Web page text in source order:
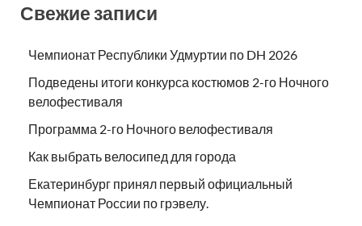
Свежие записи
Чемпионат Республики Удмуртии по DH 2026
Подведены итоги конкурса костюмов 2-го Ночного
велофестиваля
Программа 2-го Ночного велофестиваля
Как выбрать велосипед для города
Екатеринбург принял первый официальный
Чемпионат России по грэвелу.